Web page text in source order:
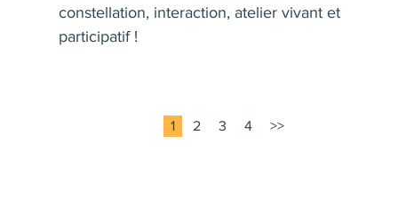
constellation, interaction, atelier vivant et
participatif !
1 2 3 4 >>